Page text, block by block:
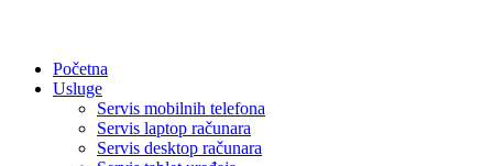
Početna
Usluge
Servis mobilnih telefona
Servis laptop računara
Servis desktop računara